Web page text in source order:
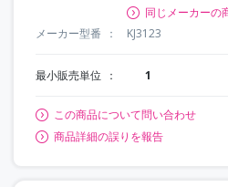
同じメーカーの
メーカー型番
KJ3123
最小販売単位 1
この商品について問い合わせ
商品詳細の誤りを報告